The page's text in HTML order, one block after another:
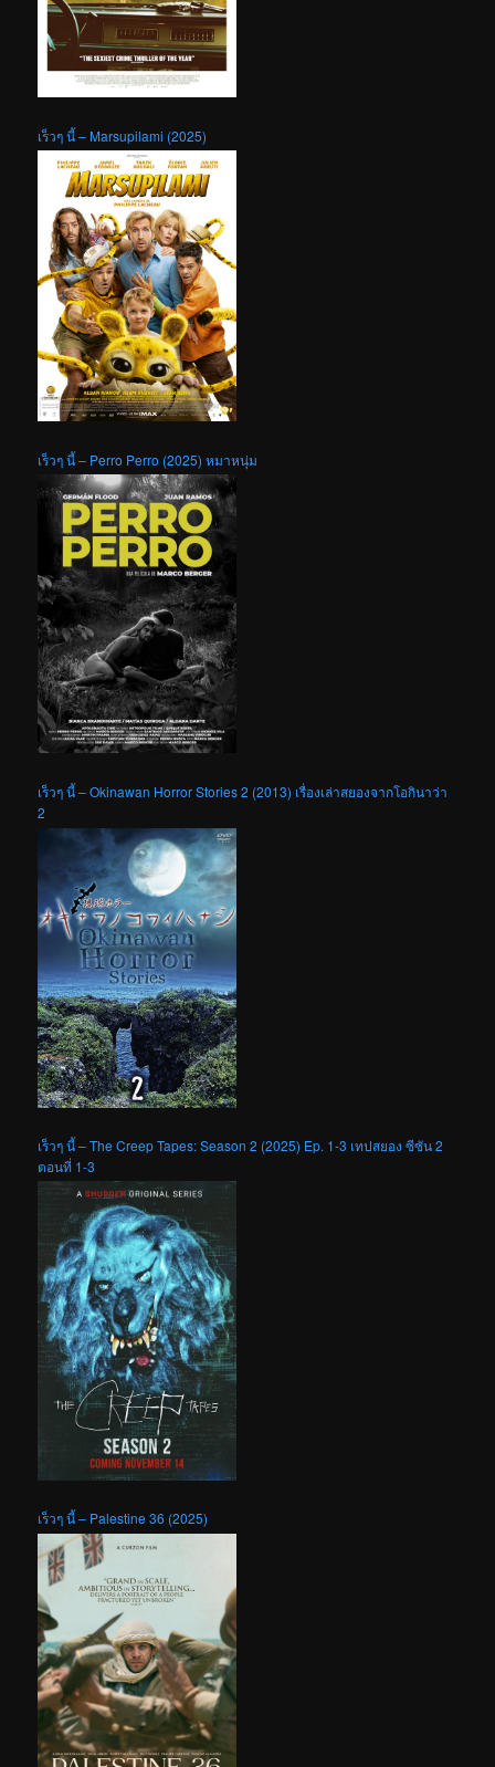
เร็วๆ นี้ – Marsupilami (2025)
เร็วๆ นี้ – Perro Perro (2025) หมาหนุ่ม
เร็วๆ นี้ – Okinawan Horror Stories 2 (2013) เรื่องเล่าสยองจากโอกินาว่า
2
เร็วๆ นี้ – The Creep Tapes: Season 2 (2025) Ep. 1-3 เทปสยอง ซีซัน 2
ตอนที่ 1-3
เร็วๆ นี้ – Palestine 36 (2025)